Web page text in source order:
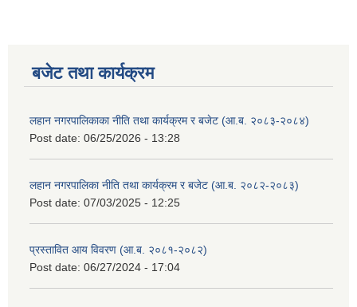
बजेट तथा कार्यक्रम
लहान नगरपालिकाका नीति तथा कार्यक्रम र बजेट (आ.ब. २०८३-२०८४)
Post date: 06/25/2026 - 13:28
लहान नगरपालिका नीति तथा कार्यक्रम र बजेट (आ.ब. २०८२-२०८३)
Post date: 07/03/2025 - 12:25
प्रस्तावित आय विवरण (आ.ब. २०८१-२०८२)
Post date: 06/27/2024 - 17:04